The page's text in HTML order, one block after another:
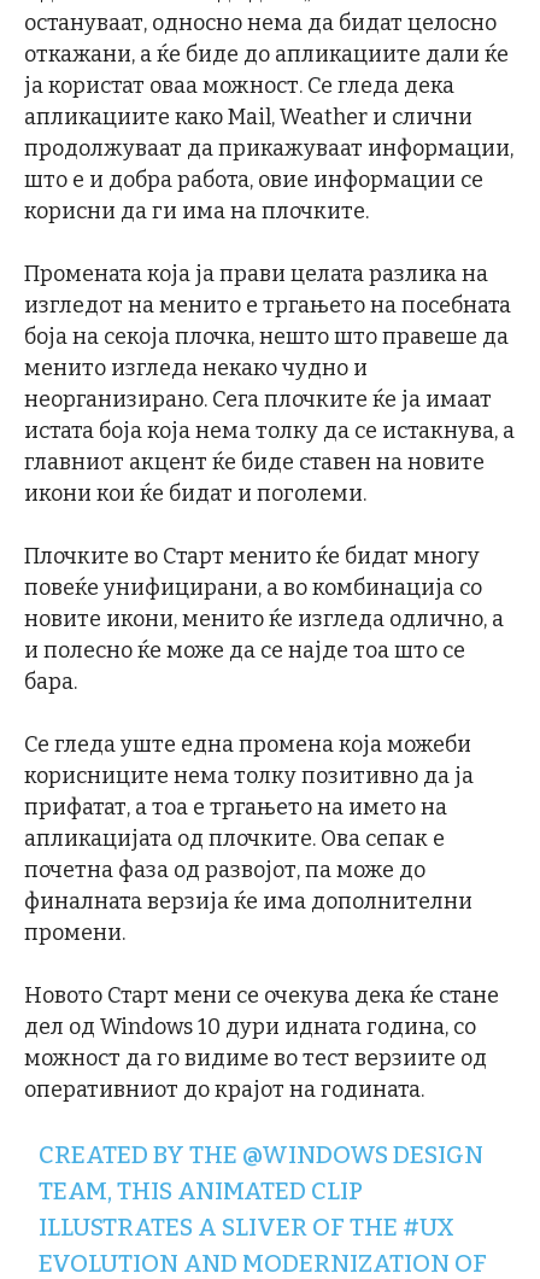
остануваат, односно нема да бидат целосно
откажани, а ќе биде до апликациите дали ќе
ја користат оваа можност. Се гледа дека
апликациите како Mail, Weather и слични
продолжуваат да прикажуваат информации,
што е и добра работа, овие информации се
корисни да ги има на плочките.
Промената која ја прави целата разлика на
изгледот на менито е тргањето на посебната
боја на секоја плочка, нешто што правеше да
менито изгледа некако чудно и
неорганизирано. Сега плочките ќе ја имаат
истата боја која нема толку да се истакнува, а
главниот акцент ќе биде ставен на новите
икони кои ќе бидат и поголеми.
Плочките во Старт менито ќе бидат многу
повеќе унифицирани, а во комбинација со
новите икони, менито ќе изгледа одлично, а
и полесно ќе може да се најде тоа што се
бара.
Се гледа уште една промена која можеби
корисниците нема толку позитивно да ја
прифатат, а тоа е тргањето на името на
апликацијата од плочките. Ова сепак е
почетна фаза од развојот, па може до
финалната верзија ќе има дополнителни
промени.
Новото Старт мени се очекува дека ќе стане
дел од Windows 10 дури идната година, со
можност да го видиме во тест верзиите од
оперативниот до крајот на годината.
CREATED BY THE @WINDOWS DESIGN
TEAM, THIS ANIMATED CLIP
ILLUSTRATES A SLIVER OF THE #UX
EVOLUTION AND MODERNIZATION OF